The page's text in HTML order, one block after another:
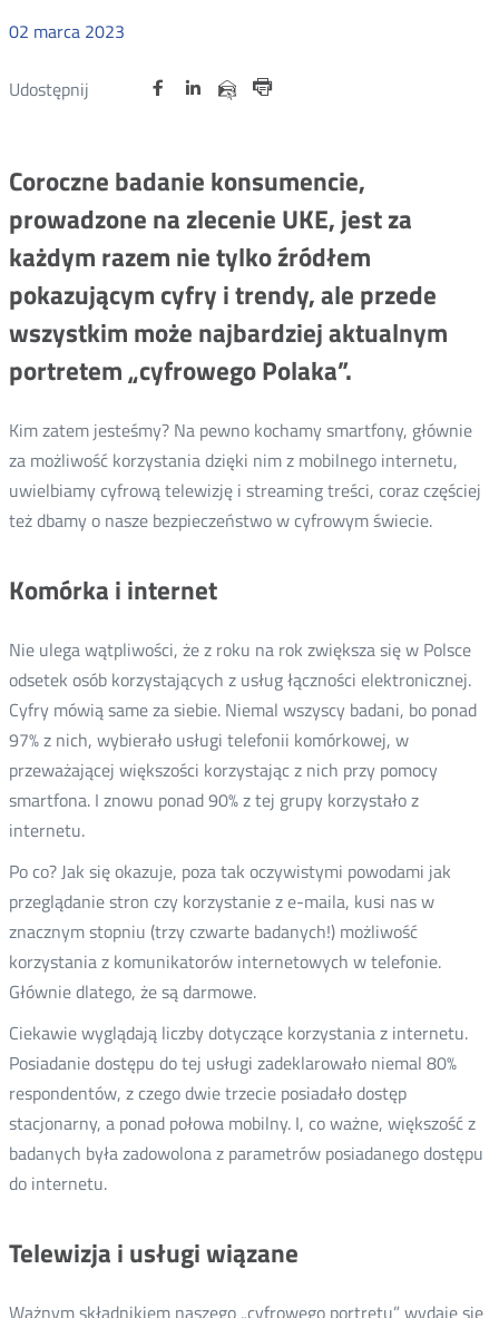
02 marca 2023
Udostępnij
Udostępnij
Twitter
Otwórz
Udostępnij
Facebook
OtwórzUdostępnij
Linkedin
OtwórzUdostępnij
mail
Coroczne badanie konsumencie,
prowadzone na zlecenie UKE, jest za
każdym razem nie tylko źródłem
pokazującym cyfry i trendy, ale przede
wszystkim może najbardziej aktualnym
portretem „cyfrowego Polaka”.
Kim zatem jesteśmy? Na pewno kochamy smartfony, głównie
za możliwość korzystania dzięki nim z mobilnego internetu,
uwielbiamy cyfrową telewizję i streaming treści, coraz częściej
też dbamy o nasze bezpieczeństwo w cyfrowym świecie.
Komórka i internet
Nie ulega wątpliwości, że z roku na rok zwiększa się w Polsce
odsetek osób korzystających z usług łączności elektronicznej.
Cyfry mówią same za siebie. Niemal wszyscy badani, bo ponad
97% z nich, wybierało usługi telefonii komórkowej, w
przeważającej większości korzystając z nich przy pomocy
smartfona. I znowu ponad 90% z tej grupy korzystało z
internetu.
Po co? Jak się okazuje, poza tak oczywistymi powodami jak
przeglądanie stron czy korzystanie z e-maila, kusi nas w
znacznym stopniu (trzy czwarte badanych!) możliwość
korzystania z komunikatorów internetowych w telefonie.
Głównie dlatego, że są darmowe.
Ciekawie wyglądają liczby dotyczące korzystania z internetu.
Posiadanie dostępu do tej usługi zadeklarowało niemal 80%
respondentów, z czego dwie trzecie posiadało dostęp
stacjonarny, a ponad połowa mobilny. I, co ważne, większość z
badanych była zadowolona z parametrów posiadanego dostępu
do internetu.
Telewizja i usługi wiązane
Ważnym składnikiem naszego „cyfrowego portretu” wydaje się